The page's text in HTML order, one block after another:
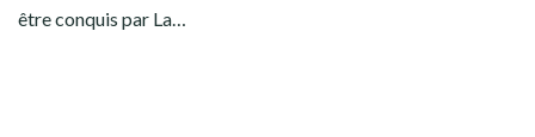
être conquis par La…